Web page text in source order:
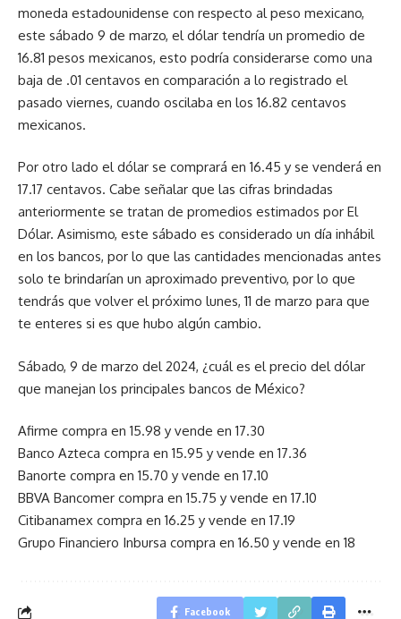
moneda estadounidense con respecto al peso mexicano,
este sábado 9 de marzo, el dólar tendría un promedio de
16.81 pesos mexicanos, esto podría considerarse como una
baja de .01 centavos en comparación a lo registrado el
pasado viernes, cuando oscilaba en los 16.82 centavos
mexicanos.
Por otro lado el dólar se comprará en 16.45 y se venderá en
17.17 centavos. Cabe señalar que las cifras brindadas
anteriormente se tratan de promedios estimados por El
Dólar. Asimismo, este sábado es considerado un día inhábil
en los bancos, por lo que las cantidades mencionadas antes
solo te brindarían un aproximado preventivo, por lo que
tendrás que volver el próximo lunes, 11 de marzo para que
te enteres si es que hubo algún cambio.
Sábado, 9 de marzo del 2024, ¿cuál es el precio del dólar
que manejan los principales bancos de México?
Afirme compra en 15.98 y vende en 17.30
Banco Azteca compra en 15.95 y vende en 17.36
Banorte compra en 15.70 y vende en 17.10
BBVA Bancomer compra en 15.75 y vende en 17.10
Citibanamex compra en 16.25 y vende en 17.19
Grupo Financiero Inbursa compra en 16.50 y vende en 18
Facebook